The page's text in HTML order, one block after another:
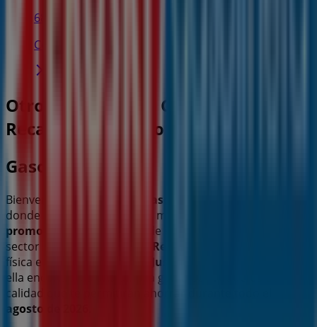
68 m
Cerrado
Otros negocios de Coches, Motos y
Recambios en Vigo
Gasolinera Eroski
Bienvenido a la tienda de Gasolinera Eroski
donde podrás descubrir las mejores
promociones
de esta destacada marca del
sector de
Coches, Motos y Recambios
física está ubicada en
Irida Justo Martinez
ella encontrarás una amplia gama de productos de
calidad que te permitirán ahorrar durante todo el
agosto de 2026